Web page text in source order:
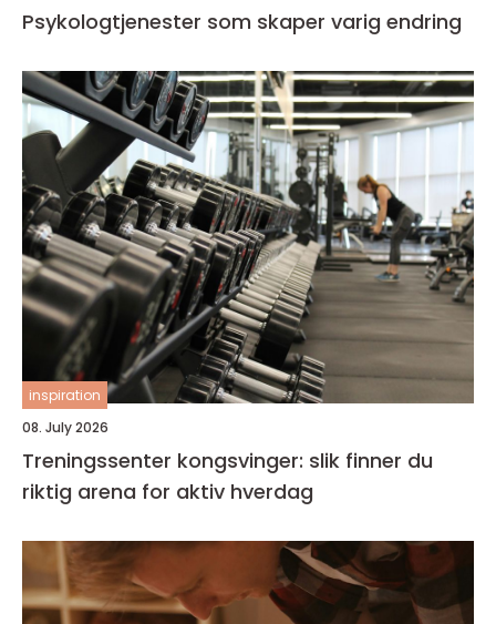
Psykologtjenester som skaper varig endring
inspiration
08. July 2026
Treningssenter kongsvinger: slik finner du
riktig arena for aktiv hverdag